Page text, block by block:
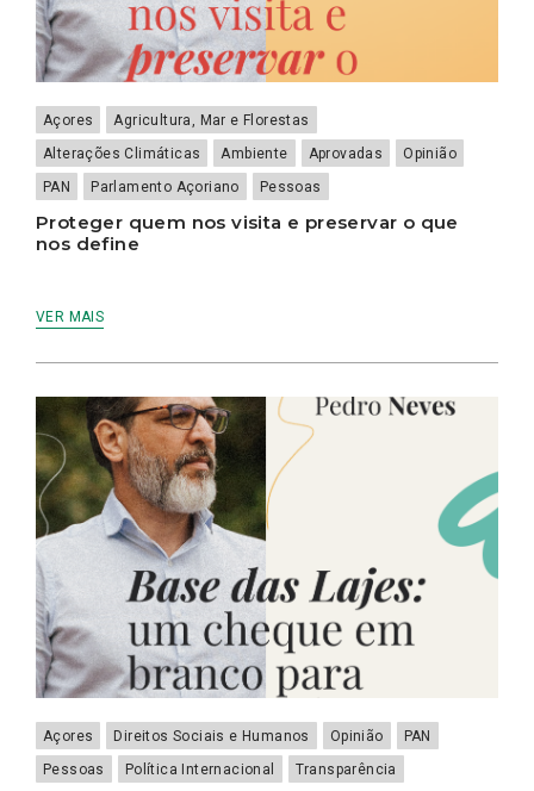
Açores
Agricultura, Mar e Florestas
Alterações Climáticas
Ambiente Aprovadas
Opinião
PAN
Parlamento Açoriano Pessoas
Proteger quem nos visita e preservar o que
nos define
VER MAIS
Açores Direitos Sociais e Humanos Opinião
PAN
Pessoas
Política Internacional Transparência